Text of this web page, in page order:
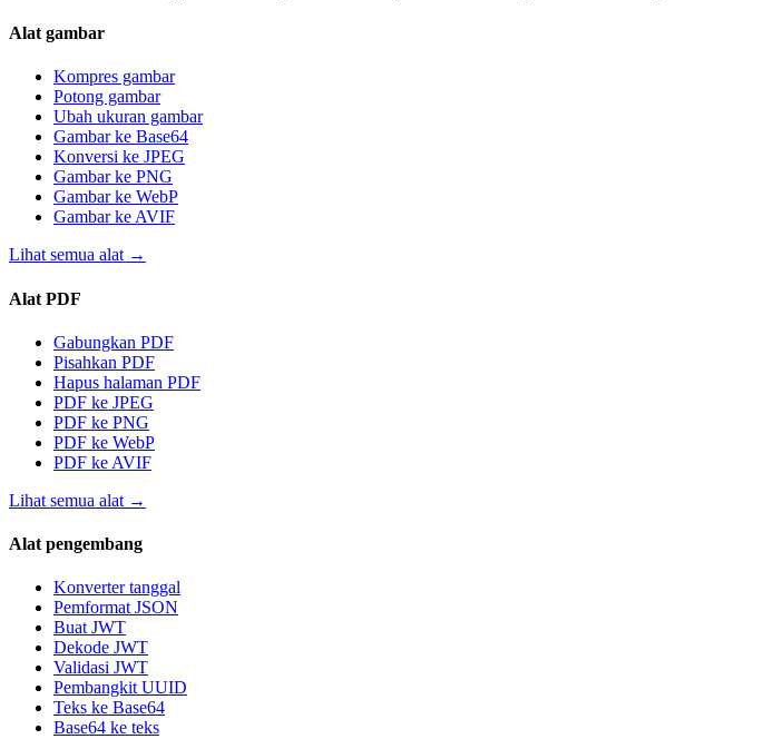
Alat gambar
Kompres gambar
Potong gambar
Ubah ukuran gambar
Gambar ke Base64
Konversi ke JPEG
Gambar ke PNG
Gambar ke WebP
Gambar ke AVIF
Lihat semua alat→
Alat PDF
Gabungkan PDF
Pisahkan PDF
Hapus halaman PDF
PDF ke JPEG
PDF ke PNG
PDF ke WebP
PDF ke AVIF
Lihat semua alat →
Alat pengembang
Konverter tanggal
Pemformat JSON
Buat JWT
Dekode JWT
Validasi JWT
Pembangkit UUID
Teks ke Base64
Base64 ke teks